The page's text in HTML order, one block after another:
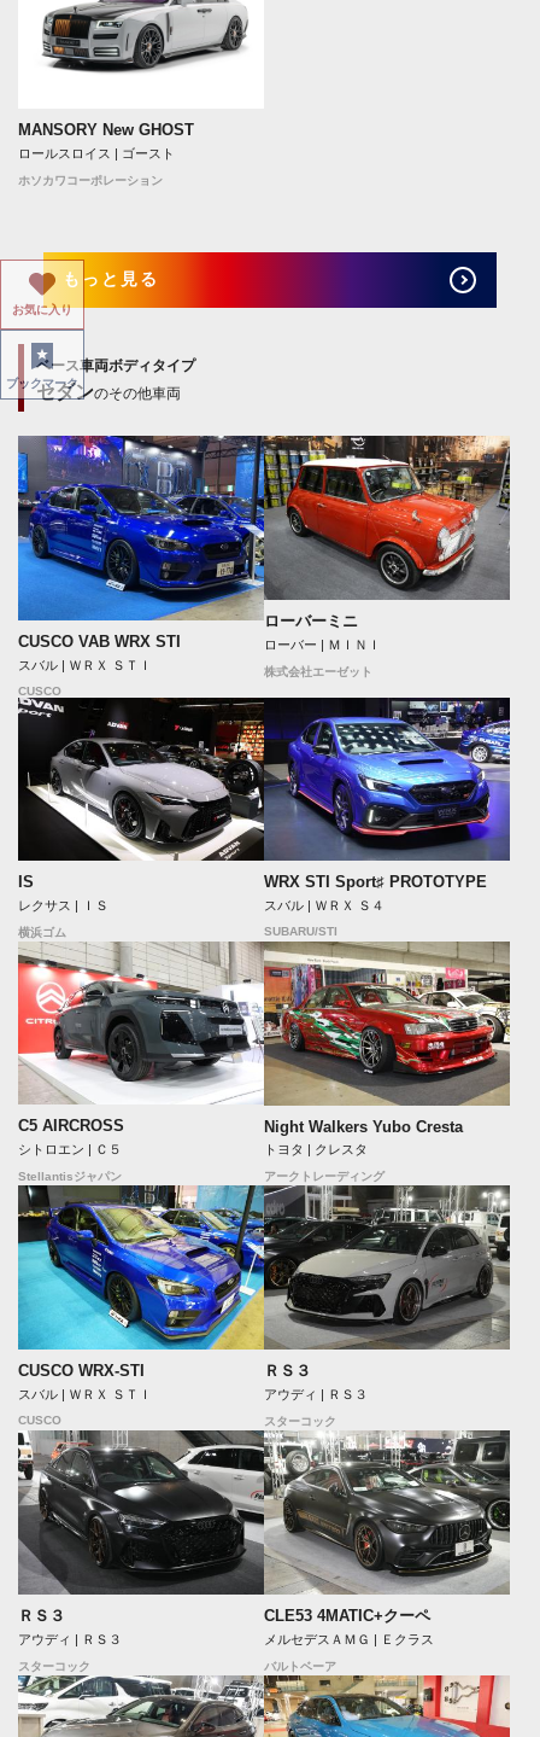
MANSORY New GHOST
ロールスロイス | ゴースト
ホソカワコーポレーション
もっと見る
ベース車両ボディタイプ
セダンのその他車両
CUSCO VAB WRX STI
スバル | ＷＲＸ ＳＴＩ
CUSCO
ローバーミニ
ローバー | ＭＩＮＩ
株式会社エーゼット
IS
レクサス | ＩＳ
横浜ゴム
WRX STI Sport♯ PROTOTYPE
スバル | ＷＲＸ Ｓ４
SUBARU/STI
C5 AIRCROSS
シトロエン | Ｃ５
Stellantisジャパン
Night Walkers Yubo Cresta
トヨタ | クレスタ
アークトレーディング
CUSCO WRX-STI
スバル | ＷＲＸ ＳＴＩ
CUSCO
ＲＳ３
アウディ | ＲＳ３
スターコック
ＲＳ３
アウディ | ＲＳ３
スターコック
CLE53 4MATIC+クーペ
メルセデスＡＭＧ | Ｅクラス
バルトベーア
お気に入り
ブックマーク